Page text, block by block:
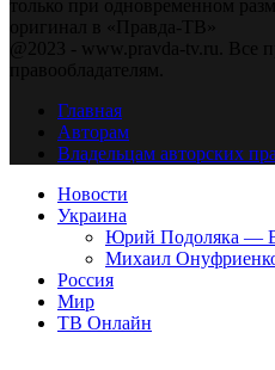
только при одновременном
оригинал в «Правда-ТВ»
@2023 - www.pravda-tv.ru. Все
правообладателям.
Главная
Авторам
Владельцам авторских
Новости
Украина
Юрий Подоляка —
Михаил
Россия
Мир
ТВ Онлайн